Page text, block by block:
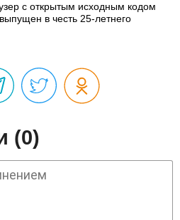
с открытым исходным кодом
в честь 25-летнего
(0)